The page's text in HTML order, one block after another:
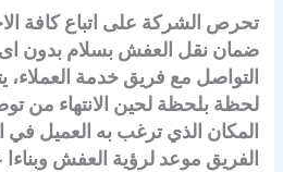
تحرص الشركة على اتباع كافة
ضمان نقل العفش بسلام بدون اى
التواصل مع فريق خدمة العملاء،
لحظة بلحظة لحين الانتهاء من
المكان الذي ترغب به العميل في
الفريق موعد لرؤية العفش وبناءا